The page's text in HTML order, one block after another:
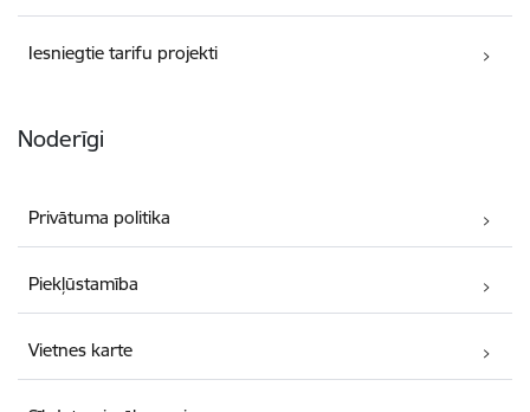
Iesniegtie tarifu projekti
Noderīgi
Privātuma politika
Piekļūstamība
Vietnes karte